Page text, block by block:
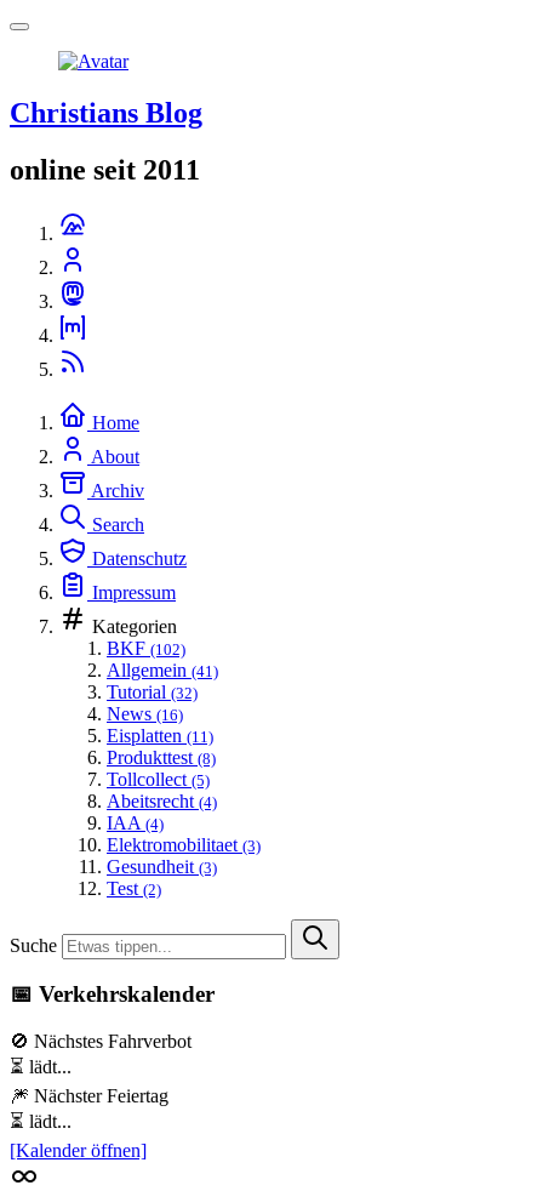
Christians Blog
online seit 2011
Home
About
Archiv
Search
Datenschutz
Impressum
Kategorien
BKF (102)
Allgemein (41)
Tutorial (32)
News (16)
Eisplatten (11)
Produkttest (8)
Tollcollect (5)
Abeitsrecht (4)
IAA (4)
Elektromobilitaet (3)
Gesundheit (3)
Test (2)
Suche
📅 Verkehrskalender
🚫 Nächstes Fahrverbot
⏳ lädt...
🎆 Nächster Feiertag
⏳ lädt...
[Kalender öffnen]